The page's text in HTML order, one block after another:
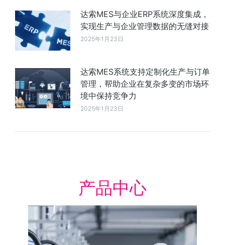
达索MES与企业ERP系统深度集成，
实现生产与企业管理数据的无缝对接
2025年1月23日
达索MES系统支持定制化生产与订单
管理，帮助企业在复杂多变的市场环
境中保持竞争力
2025年1月23日
产品中心